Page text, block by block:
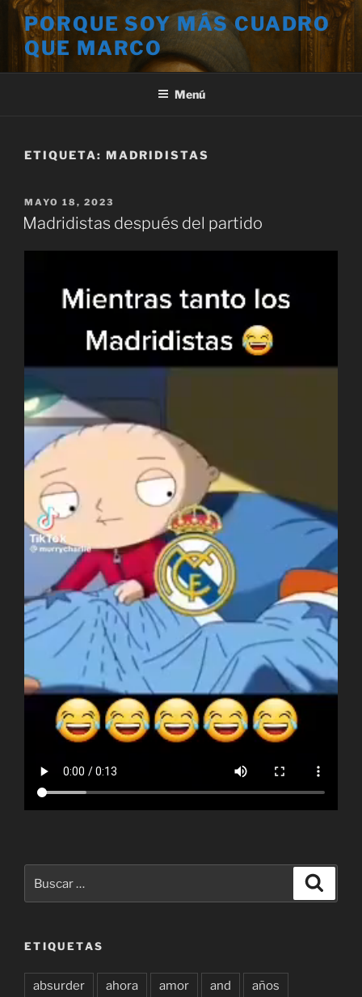
Saltar
contenido
PORQUE SOY MÁS CUADRO
QUE MARCO
Menú
ETIQUETA: MADRIDISTAS
PUBLICADO
EL
MAYO 18, 2023
Madridistas después del partido
por:
ETIQUETAS
absurder ahora amor and años